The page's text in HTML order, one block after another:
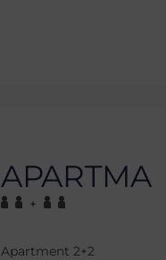
APARTMA
+
Apartment 2+2